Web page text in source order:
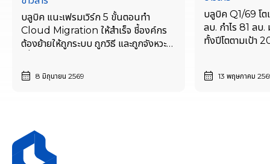
บลูบิค แนะเฟรมเวิร์ก 5 ขั้นตอนทำ
Cloud Migration ให้สำเร็จ ชี้องค์กร
ต้องย้ายให้ถูกระบบ ถูกวิธี และถูกจังหวะ
ยั่งยืน
8 มิถุนายน 2569
บลูบิค Q1/69 โต
ลบ. กำไร 81 ลบ
ทั้งปีโตตามเป้า
13 พฤษภาคม